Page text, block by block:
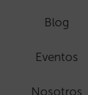
Blog
Eventos
Nosotros